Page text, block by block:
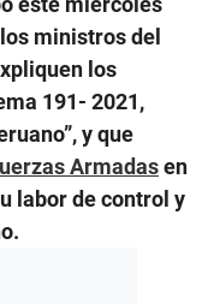
ministros del
los
191- 2021,
y que
Armadasen
labor de control y